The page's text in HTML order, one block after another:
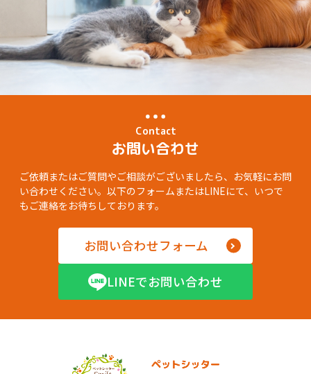
Contact
お問い合わせ
ご依頼またはご質問やご相談がございましたら、お気軽にお問
い合わせください。以下のフォームまたはLINEにて、いつで
もご連絡をお待ちしております。
お問い合わせフォーム
LINEでお問い合わせ